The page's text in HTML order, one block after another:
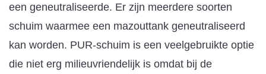
een geneutraliseerde. Er zijn meerdere soorten
schuim waarmee een mazouttank geneutraliseerd
kan worden. PUR-schuim is een veelgebruikte optie
die niet erg milieuvriendelijk is omdat bij de